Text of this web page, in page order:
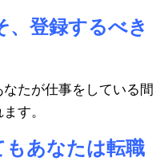
、登録するべき
たが仕事をしている間
す。
もあなたは転職